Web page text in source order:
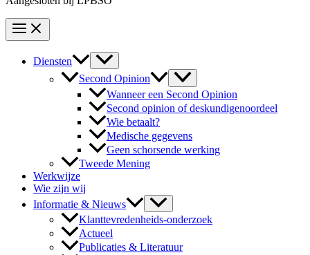
Diensten
Second Opinion
Wanneer een Second Opinion
Second opinion of deskundigenoordeel
Wie betaalt?
Medische gegevens
Geen schorsende werking
Tweede Mening
Werkwijze
Wie zijn wij
Informatie & Nieuws
Klanttevredenheids-onderzoek
Actueel
Publicaties & Literatuur